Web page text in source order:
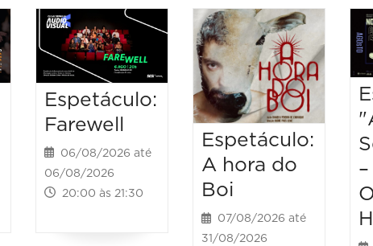
Espetáculo:
Farewell
06/08/2026 até
06/08/2026
20:00 às 21:30
Espetáculo:
A hora do
Boi
07/08/2026 até
31/08/2026